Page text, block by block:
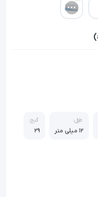
طول:
12 میلی متر
گیج:
29